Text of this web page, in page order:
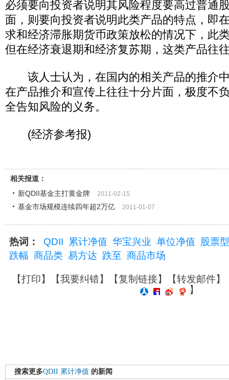
必须要向投资者说明其风险程度要高过普通
面，则要向投资者说明此类产品的特点，即
求和经济滞胀期货币政策放松的情况下，此
但在经济衰退期和经济复苏期，这类产品往
该人士认为，在国内的相关产品的推介
在产品推介和宣传上往往十分片面，极度不
全告知风险的义务。
(经济参考报)
相关报道：
新QDII基金主打黄金牌
2011-02-15
基金市场规模连续四年超2万亿 2011-01-07
热词： QDII 累计净值 华宝兴业 单位净值
股票
跌幅 商品类 易方达 跌至 商品市场
【打印】【我要纠错】【复制链接】【转发邮件】
】
搜索更多QDII 累计净值 的新闻